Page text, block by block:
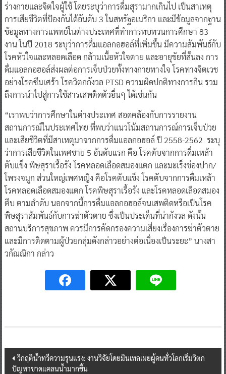
ร่างกายและจิตใจผู้ใช้ โดยระบุว่าการดื่มสุรามากเกินไป เป็นสาเหตุ
การเสียชีวิตที่ป้องกันได้อันดับ 3 ในสหรัฐอเมริกา และมีข้อมูลจากฐาน
ข้อมูลทางการแพทย์ในต่างประเทศที่ทำการทบทวนการศึกษา 83
งาน ในปี 2018 ระบุว่าการดื่มแอลกอฮอล์ที่เพิ่มขึ้น มีความสัมพันธ์กับ
โรคหัวใจและหลอดเลือด กล้ามเนื้อหัวใจตาย และอายุขัยที่สั้นลง การ
ดื่มแอลกอฮอล์ส่งผลต่อการเจ็บป่วยทั้งทางกายทางใจ โรคทางจิตเวช
อย่างโรคซึมเศร้า โรควิตกกังวล PTSD ความผิดปกติทางการกิน รวม
ถึงการนำไปสู่การใช้สารเสพติดตัวอื่นๆ ได้เช่นกัน
“เราพบว่าการศึกษาในต่างประเทศ สอดคล้องกับการรายงาน
สถานการณ์ในประเทศไทย ที่พบว่าแนวโน้มสถานการณ์การเจ็บป่วย
และเสียชีวิตที่มีสาเหตุมาจากการดื่มแอลกอฮอล์ ปี 2558-2562 ระบุ
ว่าการเสียชีวิตในเพศชาย 5 อันดับแรก คือ โรคตับจากการดื่มเหล้า
ตับแข็ง พิษสุราเรื้อรัง โรคหลอดเลือดสมองแตก และมะเร็งช่องปาก/
โพรงจมูก ส่วนใหญ่เพศหญิง คือโรคตับแข็ง โรคตับจากการดื่มเหล้า
โรคหลอดเลือดสมองแตก โรคพิษสุราเรื้อรัง และโรคหลอดเลือดสมอง
ตีบ ตามลำดับ นอกจากนี้การดื่มแอลกอฮอล์จนเสพติดหรือเป็นโรค
พิษสุราสัมพันธ์กับการฆ่าตัวตาย ซึ่งเป็นประเด็นที่น่ากังวล ดังนั้น
สถานบริการสุขภาพ ควรมีการคัดกรองความเสี่ยงเรื่องการฆ่าตัวตาย
และมีการติดตามผู้ป่วยกลุ่มดังกล่าวอย่างต่อเนื่องเป็นระยะ” นางสา
วกัณณิกา กล่าว
Post
วิกฤติน้ำทวีความรุนแรง: งานวิจัยโดยมินเทลเผยผู้คนทั่วโลกเริ่มวิตก
ปัญหาขาดแคลนน้ำมากขึ้น